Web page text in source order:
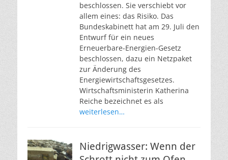
beschlossen. Sie verschiebt vor
allem eines: das Risiko. Das
Bundeskabinett hat am 29. Juli den
Entwurf für ein neues
Erneuerbare-Energien-Gesetz
beschlossen, dazu ein Netzpaket
zur Änderung des
Energiewirtschaftsgesetzes.
Wirtschaftsministerin Katherina
Reiche bezeichnet es als
weiterlesen…
Niedrigwasser: Wenn der